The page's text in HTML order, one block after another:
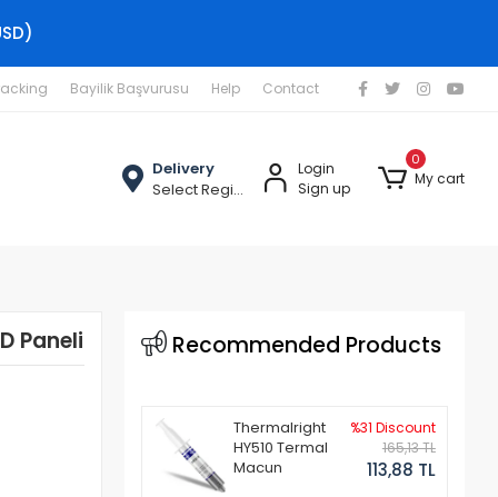
Bayilik Başvurusu Help Contact
Delivery
Select Region
Login
Sign up
0
My cart
Paneli Recommended Products
Thermalright
HY510 Termal
Macun
%31 Discount
165,13 TL
113,88 TL